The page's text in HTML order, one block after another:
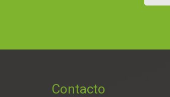
Contacto